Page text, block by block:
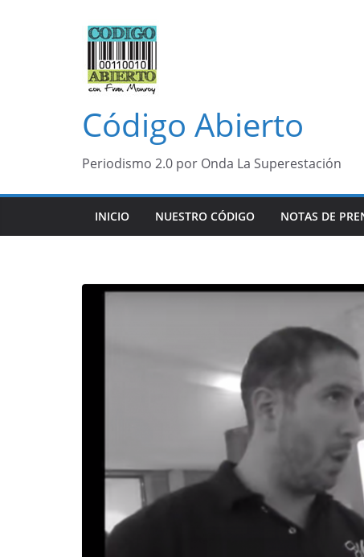
Código Abierto
Periodismo 2.0 por Onda La Superestación
INICIO NUESTRO CÓDIGO NOTAS DE